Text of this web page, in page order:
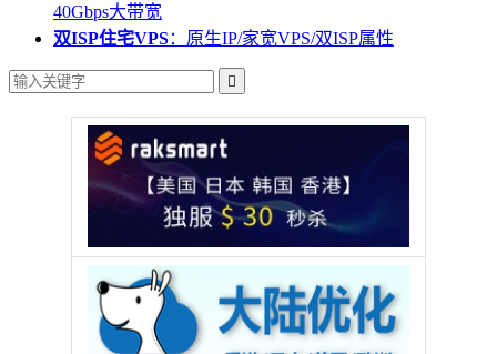
40Gbps大带宽
双ISP住宅VPS：原生IP/家宽VPS/双ISP属性
